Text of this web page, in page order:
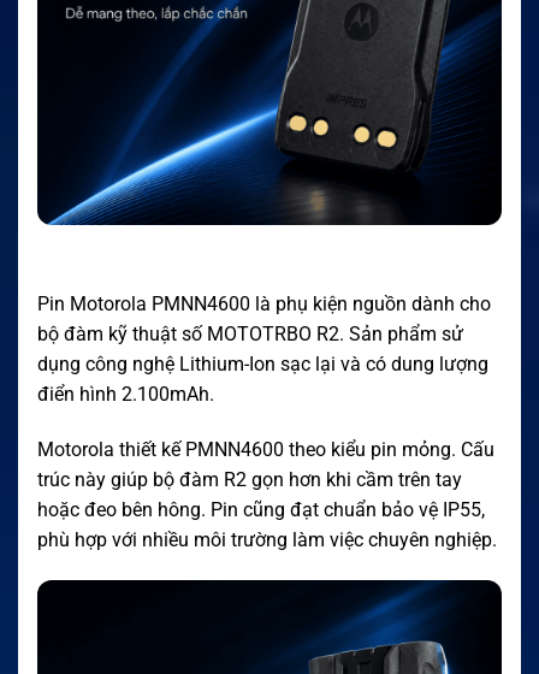
Pin Motorola PMNN4600 là phụ kiện nguồn dành cho
bộ đàm kỹ thuật số MOTOTRBO R2. Sản phẩm sử
dụng công nghệ Lithium-Ion sạc lại và có dung lượng
điển hình 2.100mAh.
Motorola thiết kế PMNN4600 theo kiểu pin mỏng. Cấu
trúc này giúp bộ đàm R2 gọn hơn khi cầm trên tay
hoặc đeo bên hông. Pin cũng đạt chuẩn bảo vệ IP55,
phù hợp với nhiều môi trường làm việc chuyên nghiệp.